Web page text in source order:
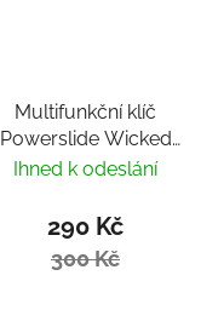
Multifunkční klíč
Powerslide Wicked
Inline Y Tool
Ihned k odeslání
290 Kč
300 Kč